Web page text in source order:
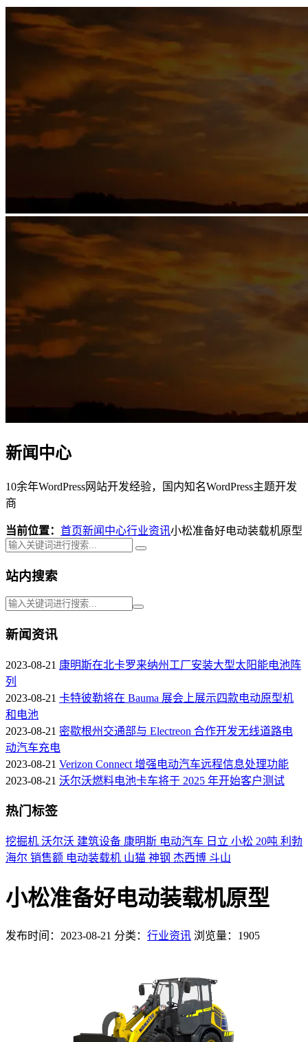
新闻中心
10余年WordPress网站开发经验，国内知名WordPress主题开发
商
当前位置： 首页新闻中心行业资讯小松准备好电动装载机原型
站内搜索
新闻资讯
2023-08-21 康明斯在北卡罗来纳州工厂安装大型太阳能电池阵
列
2023-08-21 卡特彼勒将在 Bauma 展会上展示四款电动原型机
和电池
2023-08-21 密歇根州交通部与 Electreon 合作开发无线道路电
动汽车充电
2023-08-21 Verizon Connect 增强电动汽车远程信息处理功能
2023-08-21 沃尔沃燃料电池卡车将于 2025 年开始客户测试
热门标签
挖掘机 沃尔沃 建筑设备 康明斯 电动汽车 日立 小松 20吨 利勃
海尔 销售额 电动装载机 山猫 神钢 杰西博 斗山
小松准备好电动装载机原型
发布时间：2023-08-21 分类： 行业资讯 浏览量：1905